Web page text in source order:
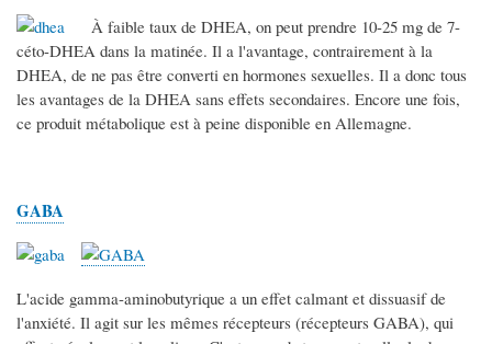
À faible taux de DHEA, on peut prendre 10-25 mg de 7-
céto-DHEA dans la matinée. Il a l'avantage, contrairement à la
DHEA, de ne pas être converti en hormones sexuelles. Il a donc tous
les avantages de la DHEA sans effets secondaires. Encore une fois,
ce produit métabolique est à peine disponible en Allemagne.
GABA
L'acide gamma-aminobutyrique a un effet calmant et dissuasif de
l'anxiété. Il agit sur les mêmes récepteurs (récepteurs GABA), qui